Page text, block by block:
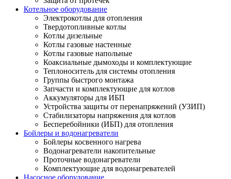
Котельное оборудование
Электрокотлы для отопления
Твердотопливные котлы
Котлы дизельные
Котлы газовые настенные
Котлы газовые напольные
Коаксиальные дымоходы и комплектующие
Теплоноситель для системы отопления
Группы быстрого монтажа
Запчасти и комплектующие для котлов
Аккумуляторы для ИБП
Устройства защиты от перенапряжений (УЗИП)
Стабилизаторы напряжения для котлов
Бесперебойники (ИБП) для отопления
Бойлеры и водонагреватели
Бойлеры косвенного нагрева
Водонагреватели накопительные
Проточные водонагреватели
Комплектующие для водонагревателей
Насосное оборудование